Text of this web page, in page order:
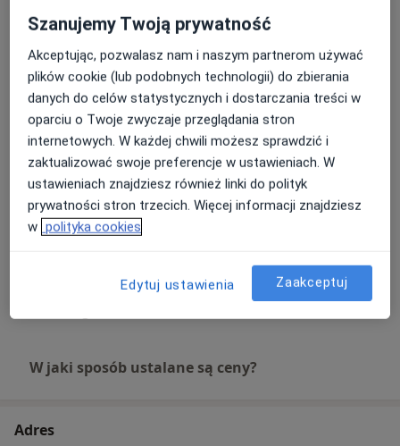
Fala uderzeniowa
75 zł Szczegóły
Fizjoterapia
Od 130 zł Szczegóły
Fizjoterapia stawów skroniowo-żuchwowych
155 zł Szczegóły
W jaki sposób ustalane są ceny?
Adres
Szanujemy Twoją prywatność
Akceptując, pozwalasz nam i naszym partnerom używać
plików cookie (lub podobnych technologii) do zbierania
danych do celów statystycznych i dostarczania treści w
oparciu o Twoje zwyczaje przeglądania stron
internetowych. W każdej chwili możesz sprawdzić i
zaktualizować swoje preferencje w ustawieniach. W
ustawieniach znajdziesz również linki do polityk
prywatności stron trzecich. Więcej informacji znajdziesz
w polityka cookies
Edytuj ustawienia Zaakceptuj